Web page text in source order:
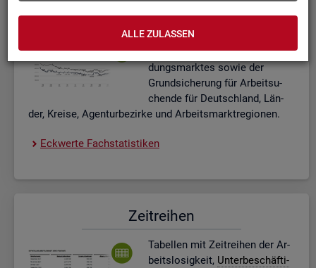
ALLE ZULASSEN
bel­len zu den ak­tu­el­len Eck­
wer­ten des Ar­beits- und Aus­bil­
dungs­mark­tes sowie der
Grund­si­che­rung für Ar­beit­su­
chen­de für Deutsch­land, Län­
der, Krei­se, Agen­tur­be­zir­ke und Ar­beits­markt­re­gio­nen.
Eck­wer­te Fach­sta­tis­ti­ken
Zeit­rei­hen
Ta­bel­len mit Zeit­rei­hen der Ar­
beits­lo­sig­keit, Un­ter­be­schäf­ti­